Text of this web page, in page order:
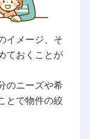
イメージ、そ
ておくことが
のニーズや希
とで物件の絞